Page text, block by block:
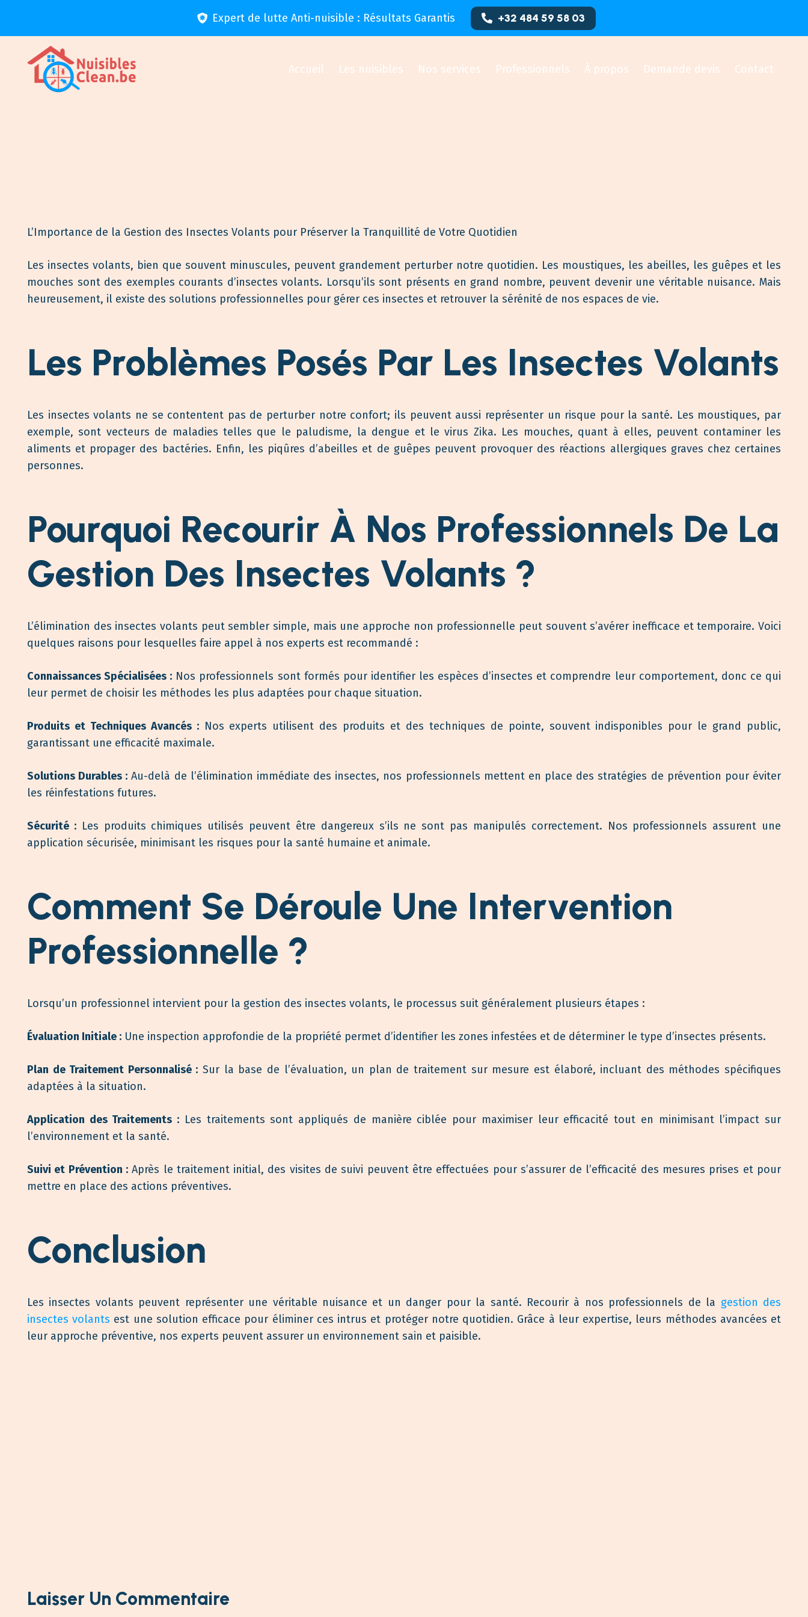
Expert de lutte Anti-nuisible : Résultats Garantis +32 484 59 58 03
Accueil Les nuisibles Nos services Professionnels À propos Demande devis Contact
L’Importance de la Gestion des Insectes Volants pour Préserver la Tranquillité de Votre Quotidien
Les insectes volants, bien que souvent minuscules, peuvent grandement perturber notre quotidien. Les moustiques, les abeilles, les guêpes et les
mouches sont des exemples courants d’insectes volants. Lorsqu’ils sont présents en grand nombre, peuvent devenir une véritable nuisance. Mais
heureusement, il existe des solutions professionnelles pour gérer ces insectes et retrouver la sérénité de nos espaces de vie.
Les Problèmes Posés Par Les Insectes Volants
Les insectes volants ne se contentent pas de perturber notre confort; ils peuvent aussi représenter un risque pour la santé. Les moustiques, par
exemple, sont vecteurs de maladies telles que le paludisme, la dengue et le virus Zika. Les mouches, quant à elles, peuvent contaminer les
aliments et propager des bactéries. Enfin, les piqûres d’abeilles et de guêpes peuvent provoquer des réactions allergiques graves chez certaines
personnes.
Pourquoi Recourir À Nos Professionnels De La
Gestion Des Insectes Volants ?
L’élimination des insectes volants peut sembler simple, mais une approche non professionnelle peut souvent s’avérer inefficace et temporaire. Voici
quelques raisons pour lesquelles faire appel à nos experts est recommandé :
Connaissances Spécialisées : Nos professionnels sont formés pour identifier les espèces d’insectes et comprendre leur comportement, donc ce qui
leur permet de choisir les méthodes les plus adaptées pour chaque situation.
Produits et Techniques Avancés :Nos experts utilisent des produits et des techniques de pointe, souvent indisponibles pour le grand public,
garantissant une efficacité maximale.
Solutions Durables : Au-delà de l’élimination immédiate des insectes, nos professionnels mettent en place des stratégies de prévention pour éviter
les réinfestations futures.
Sécurité :Les produits chimiques utilisés peuvent être dangereux s’ils ne sont pas manipulés correctement. Nos professionnels assurent une
application sécurisée, minimisant les risques pour la santé humaine et animale.
Comment Se Déroule Une Intervention
Professionnelle ?
Lorsqu’un professionnel intervient pour la gestion des insectes volants, le processus suit généralement plusieurs étapes :
Évaluation Initiale : Une inspection approfondie de la propriété permet d’identifier les zones infestées et de déterminer le type d’insectes présents.
Plan de Traitement Personnalisé : Sur la base de l’évaluation, un plan de traitement sur mesure est élaboré, incluant des méthodes spécifiques
adaptées à la situation.
Application des Traitements : Les traitements sont appliqués de manière ciblée pour maximiser leur efficacité tout en minimisant l’impact sur
l’environnement et la santé.
Suivi et Prévention :Après le traitement initial, des visites de suivi peuvent être effectuées pour s’assurer de l’efficacité des mesures prises et pour
mettre en place des actions préventives.
Conclusion
Les insectes volants peuvent représenter une véritable nuisance et un danger pour la santé. Recourir à nos professionnels de la gestion des
insectes volants est une solution efficace pour éliminer ces intrus et protéger notre quotidien. Grâce à leur expertise, leurs méthodes avancées et
leur approche préventive, nos experts peuvent assurer un environnement sain et paisible.
Laisser Un Commentaire